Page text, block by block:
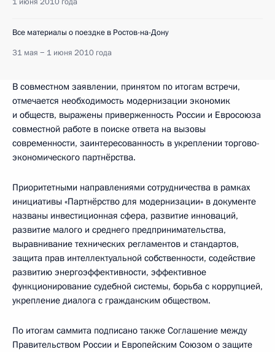
Все материалы о поездке в Ростов-на-Дону
31 мая − 1 июня 2010 года
В совместном заявлении, принятом по итогам встречи,
отмечается необходимость модернизации экономик
и обществ, выражены приверженность России и Евросоюза
совместной работе в поиске ответа на вызовы
современности, заинтересованность в укреплении торгово-
экономического партнёрства.
Приоритетными направлениями сотрудничества в рамках
инициативы «Партнёрство для модернизации» в документе
названы инвестиционная сфера, развитие инноваций,
развитие малого и среднего предпринимательства,
выравнивание технических регламентов и стандартов,
защита прав интеллектуальной собственности, содействие
развитию энергоэффективности, эффективное
функционирование судебной системы, борьба с коррупцией,
укрепление диалога с гражданским обществом.
По итогам саммита подписано также Соглашение между
Правительством России и Европейским Союзом о защите